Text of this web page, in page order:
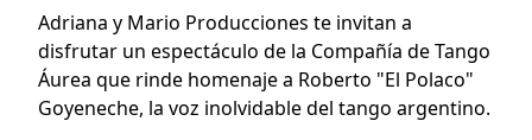
Adriana y Mario Producciones te invitan a
disfrutar un espectáculo de la Compañía de Tango
Áurea que rinde homenaje a Roberto "El Polaco"
Goyeneche, la voz inolvidable del tango argentino.